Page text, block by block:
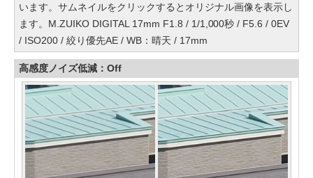
います。サムネイルをクリックするとオリジナル画像を表示し
ます。M.ZUIKO DIGITAL 17mm F1.8 / 1/1,000秒 / F5.6 / 0EV
/ ISO200 / 絞り優先AE / WB：晴天 / 17mm
高感度ノイズ低減：Off